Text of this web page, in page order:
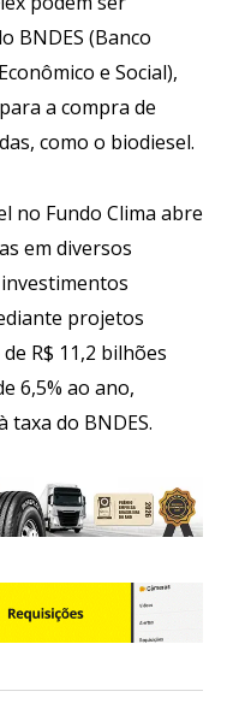
BNDES (Banco
e Social),
a compra de
como o biodiesel.
no Fundo Clima abre
em diversos
projetos
R$ 11,2 bilhões
6,5% ao ano,
taxa do BNDES.